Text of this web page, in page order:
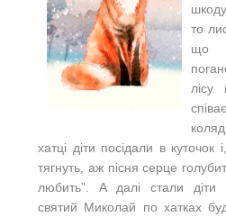
то
що
лісу
хатці діти посідали в куточок
тягнуть, аж пісня серце
любить”. А далі стали діти
святий Миколай по хатках